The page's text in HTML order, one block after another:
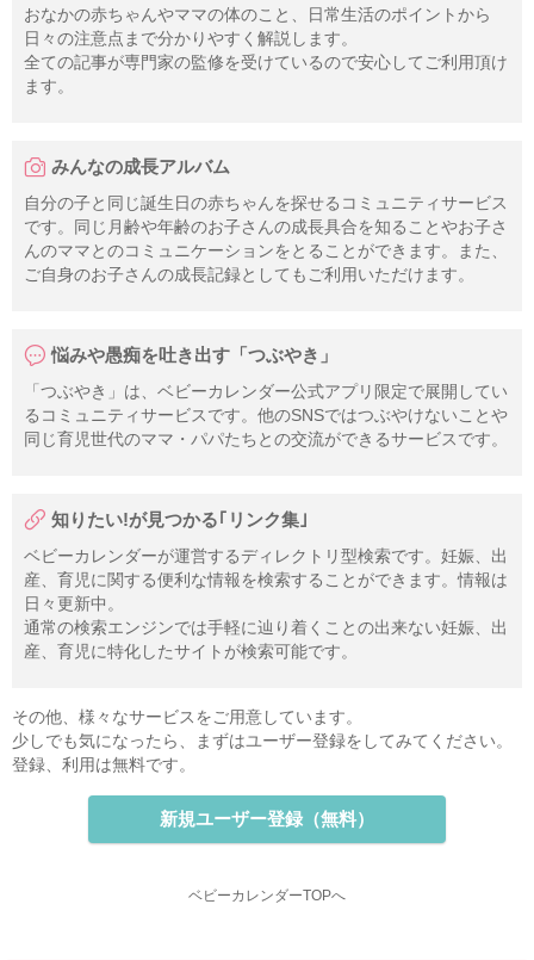
おなかの赤ちゃんやママの体のこと、日常生活のポイントから
日々の注意点まで分かりやすく解説します。
全ての記事が専門家の監修を受けているので安心してご利用頂け
ます。
みんなの成長アルバム
自分の子と同じ誕生日の赤ちゃんを探せるコミュニティサービス
です。同じ月齢や年齢のお子さんの成長具合を知ることやお子さ
んのママとのコミュニケーションをとることができます。また、
ご自身のお子さんの成長記録としてもご利用いただけます。
悩みや愚痴を吐き出す「つぶやき」
「つぶやき」は、ベビーカレンダー公式アプリ限定で展開してい
るコミュニティサービスです。他のSNSではつぶやけないことや
同じ育児世代のママ・パパたちとの交流ができるサービスです。
知りたい!が見つかる｢リンク集｣
ベビーカレンダーが運営するディレクトリ型検索です。妊娠、出
産、育児に関する便利な情報を検索することができます。情報は
日々更新中。
通常の検索エンジンでは手軽に辿り着くことの出来ない妊娠、出
産、育児に特化したサイトが検索可能です。
その他、様々なサービスをご用意しています。
少しでも気になったら、まずはユーザー登録をしてみてください。
登録、利用は無料です。
新規ユーザー登録（無料）
ベビーカレンダーTOPへ